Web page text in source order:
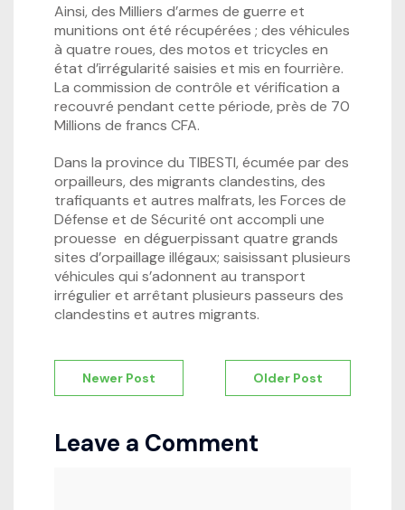
Ainsi, des Milliers d’armes de guerre et
munitions ont été récupérées ; des véhicules
à quatre roues, des motos et tricycles en
état d’irrégularité saisies et mis en fourrière.
La commission de contrôle et vérification a
recouvré pendant cette période, près de 70
Millions de francs CFA.
Dans la province du TIBESTI, écumée par des
orpailleurs, des migrants clandestins, des
trafiquants et autres malfrats, les Forces de
Défense et de Sécurité ont accompli une
prouesse en déguerpissant quatre grands
sites d’orpaillage illégaux; saisissant plusieurs
véhicules qui s’adonnent au transport
irrégulier et arrêtant plusieurs passeurs des
clandestins et autres migrants.
Navigation
de
l’article
Newer Post Older Post
Leave a Comment